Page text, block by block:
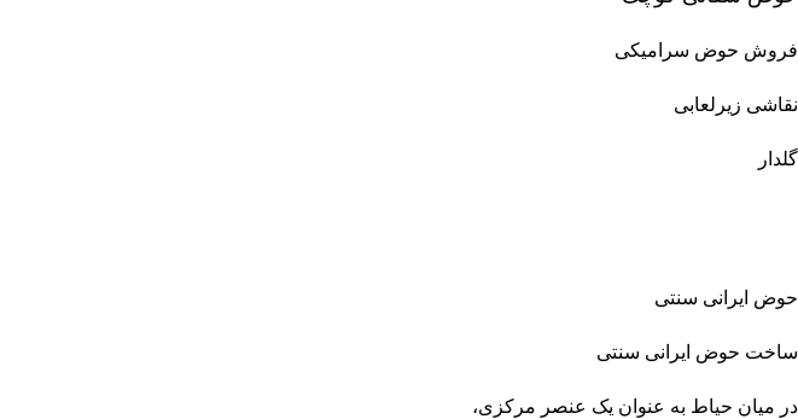
فروش حوض سرامیکی
نقاشی زیرلعابی
گلدار
حوض ایرانی سنتی
ساخت حوض ایرانی سنتی
در میان حیاط به عنوان یک عنصر مرکزی،